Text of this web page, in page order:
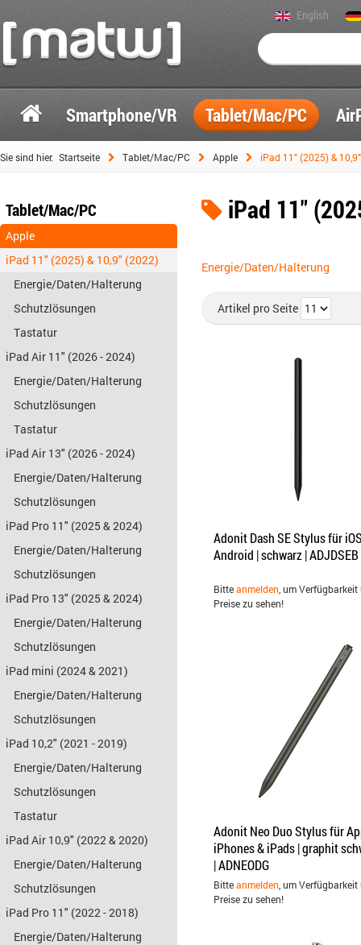
English
Smartphone/VR Tablet/Mac/PC
Sie sind hier: Startseite Tablet/Mac/PC Apple iPad 11" (2025) &
iPad 11"
Energie/Daten/Halterung
Artikel pro Seite
Adonit Dash SE Stylus für
Android | schwarz | ADJDSEB
Bitteanmelden , um
Preise zu sehen!
Adonit Neo Duo Stylus für
iPhones & iPads | graphit
| ADNEODG
Bitteanmelden , um
Preise zu sehen!
Tablet/Mac/PC
Apple
iPad 11" (2025) & 10,9" (2022)
Energie/Daten/Halterung
Schutzlösungen
Tastatur
iPad Air 11" (2026 - 2024)
Energie/Daten/Halterung
Schutzlösungen
Tastatur
iPad Air 13" (2026 - 2024)
Energie/Daten/Halterung
Schutzlösungen
iPad Pro 11" (2025 & 2024)
Energie/Daten/Halterung
Schutzlösungen
iPad Pro 13" (2025 & 2024)
Energie/Daten/Halterung
Schutzlösungen
iPad mini (2024 & 2021)
Energie/Daten/Halterung
Schutzlösungen
iPad 10,2" (2021 - 2019)
Energie/Daten/Halterung
Schutzlösungen
Tastatur
iPad Air 10,9" (2022 & 2020)
Energie/Daten/Halterung
Schutzlösungen
iPad Pro 11" (2022 - 2018)
Energie/Daten/Halterung